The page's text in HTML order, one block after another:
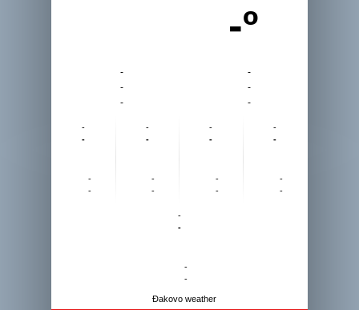
-º
-
-
-
-
-
-
-
-
-
-
-
-
-
-
-
-
-
-
-
-
-
-
-
-
-
-
Đakovo weather